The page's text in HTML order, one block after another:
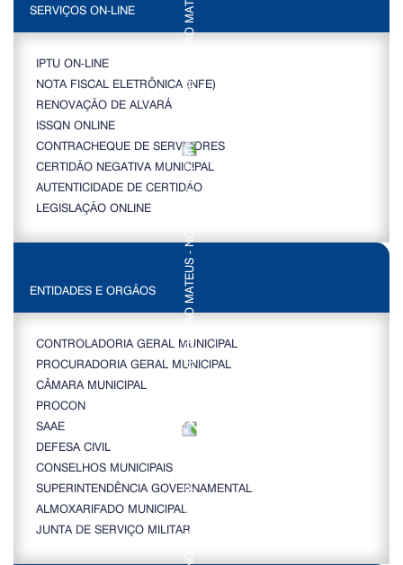
SERVIÇOS ON-LINE
IPTU ON-LINE
NOTA FISCAL ELETRÔNICA (NFE)
RENOVAÇÃO DE ALVARÁ
ISSQN ONLINE
CONTRACHEQUE DE SERVIDORES
CERTIDÃO NEGATIVA MUNICIPAL
AUTENTICIDADE DE CERTIDÃO
LEGISLAÇÃO ONLINE
ENTIDADES E ORGÃOS
CONTROLADORIA GERAL MUNICIPAL
PROCURADORIA GERAL MUNICIPAL
CÂMARA MUNICIPAL
PROCON
SAAE
DEFESA CIVIL
CONSELHOS MUNICIPAIS
SUPERINTENDÊNCIA GOVERNAMENTAL
ALMOXARIFADO MUNICIPAL
JUNTA DE SERVIÇO MILITAR